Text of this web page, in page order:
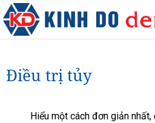
Điều trị tủy
Hiểu một cách đơn giản nhất,